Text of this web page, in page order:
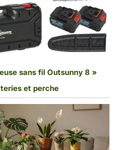
sans fil Outsunny 8 »
et perche